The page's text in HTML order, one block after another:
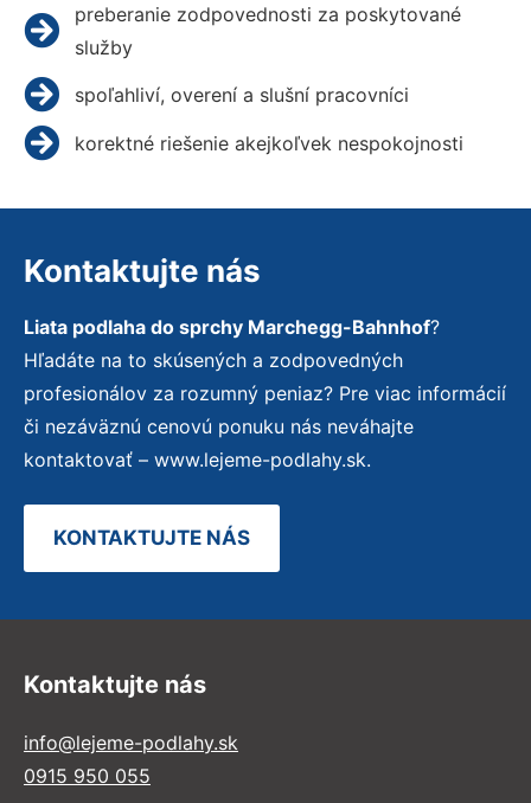
preberanie zodpovednosti za poskytované
služby
spoľahliví, overení a slušní pracovníci
korektné riešenie akejkoľvek nespokojnosti
Kontaktujte nás
Liata podlaha do sprchy Marchegg-Bahnhof?
Hľadáte na to skúsených a zodpovedných
profesionálov za rozumný peniaz? Pre viac informácií
či nezáväznú cenovú ponuku nás neváhajte
kontaktovať – www.lejeme-podlahy.sk.
KONTAKTUJTE NÁS
Kontaktujte nás
info@lejeme-podlahy.sk
0915 950 055